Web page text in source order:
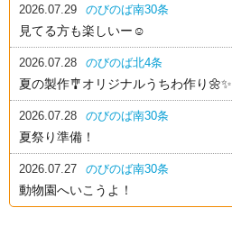
2026.07.29 のびのば南30条
見てる方も楽しいー☺️
2026.07.28 のびのば北4条
夏の製作🎐オリジナルうちわ作り🌼✨
2026.07.28 のびのば南30条
夏祭り準備！
2026.07.27 のびのば南30条
動物園へいこうよ！